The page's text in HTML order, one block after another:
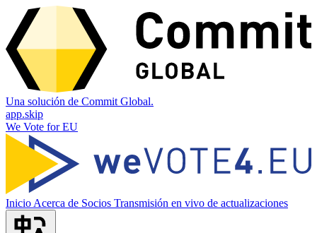
Una solución de Commit Global.
app.skip
We Vote for EU
Inicio Acerca de Socios Transmisión en vivo de actualizaciones